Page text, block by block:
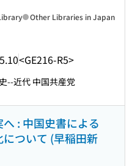
<GE216-R5>
Other Libraries in Japan
--近代 中国共産党
: 中国史書による
ついて (早稲田新